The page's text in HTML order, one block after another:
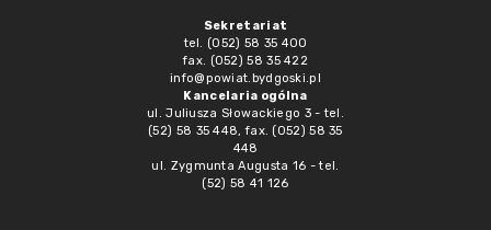
Sekretariat
tel. (052) 58 35 400
fax. (052) 58 35 422
info@powiat.bydgoski.pl
Kancelaria ogólna
ul. Juliusza Słowackiego 3 - tel.
(52) 58 35 448, fax. (052) 58 35
448
ul. Zygmunta Augusta 16 - tel.
(52) 58 41 126